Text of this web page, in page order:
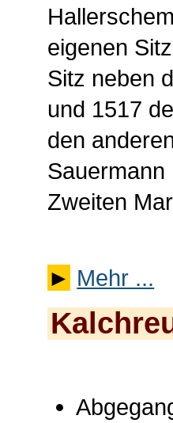
eigenen
Sitz neben
und 1517
den
Zweiten
► Mehr ...